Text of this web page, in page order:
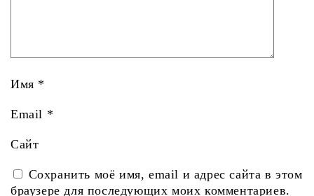
Имя *
Email *
Сайт
Сохранить моё имя, email и адрес сайта в этом
браузере для последующих моих комментариев.